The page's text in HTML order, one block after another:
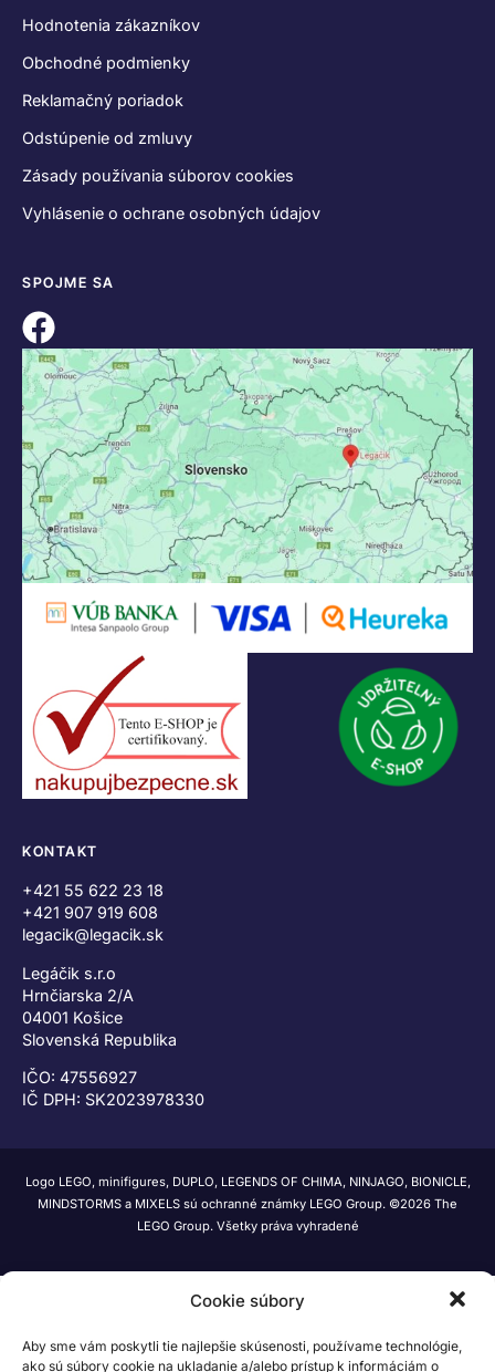
Cookie súbory
Aby sme vám poskytli tie najlepšie skúsenosti, používame technológie,
ako sú súbory cookie na ukladanie a/alebo prístup k informáciám o
Hodnotenia zákazníkov
Obchodné podmienky
Reklamačný poriadok
Odstúpenie od zmluvy
Zásady používania súborov cookies
Vyhlásenie o ochrane osobných údajov
SPOJME SA
KONTAKT
+421 55 622 23 18
+421 907 919 608
legacik@legacik.sk
Legáčik s.r.o
Hrnčiarska 2/A
04001 Košice
Slovenská Republika
IČO: 47556927
IČ DPH: SK2023978330
Logo LEGO, minifigures, DUPLO, LEGENDS OF CHIMA, NINJAGO, BIONICLE,
MINDSTORMS a MIXELS sú ochranné známky LEGO Group. ©2026 The
LEGO Group. Všetky práva vyhradené